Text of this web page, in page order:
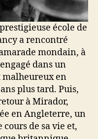
école de
a rencontré
mondain, à
dans un
en
plus tard. Puis,
à Mirador,
en Angleterre, un
de sa vie et,